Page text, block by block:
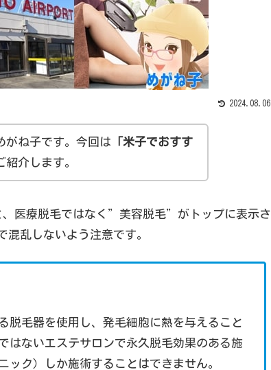
2024.08.06
がね子です。今回は 「米子でおすす
介します。
医療脱毛ではなく”美容脱毛”がトップに表示さ
混乱しないよう注意です。
脱毛器を使用し、発毛細胞に熱を与えること
はないエステサロンで永久脱毛効果のある施
ク）しか施術することはできません。